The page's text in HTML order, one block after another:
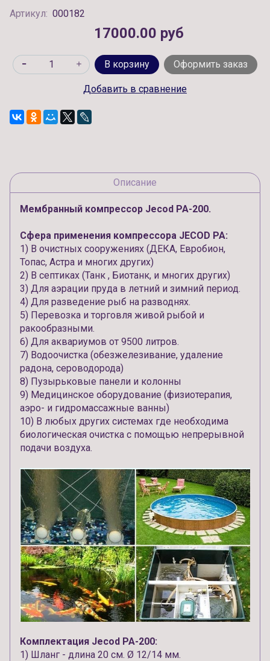
Артикул: 000182
17000.00 руб
В корзину Оформить заказ
Добавить в сравнение
Описание
Мембранный компрессор Jecod PA-200.
Сфера применения компрессора JECOD PA:
1) В очистных сооружениях (ДЕКА, Евробион,
Топас, Астра и многих других)
2) В септиках (Танк , Биотанк, и многих других)
3) Для аэрации пруда в летний и зимний период.
4) Для разведение рыб на разводнях.
5) Перевозка и торговля живой рыбой и
ракообразными.
6) Для аквариумов от 9500 литров.
7) Водоочистка (обезжелезивание, удаление
радона, сероводорода)
8) Пузырьковые панели и колонны
9) Медицинское оборудование (физиотерапия,
аэро- и гидромассажные ванны)
10) В любых других системах где необходима
биологическая очистка с помощью непрерывной
подачи воздуха.
Комплектация Jecod PA-200:
1) Шланг - длина 20 см. Ø 12/14 мм.